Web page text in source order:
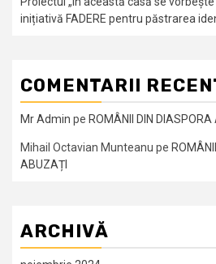
inițiativă FADERE pentru păstrarea
COMENTARII
Mr Admin pe ROMÂNII DIN DIASPORA
Mihail Octavian Munteanu pe
ABUZAȚI
ARCHIVĂ